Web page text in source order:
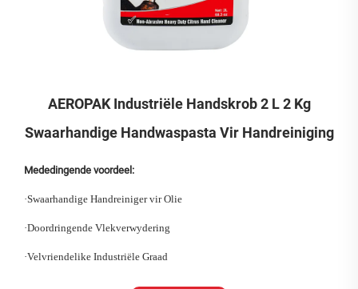
AEROPAK Industriële Handskrob 2 L 2 Kg
Swaarhandige Handwaspasta Vir Handreiniging
Mededingende voordeel:
·Swaarhandige Handreiniger vir Olie
·Doordringende Vlekverwydering
·Velvriendelike Industriële Graad